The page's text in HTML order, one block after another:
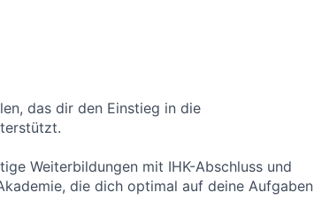
das dir den Einstieg in die
Weiterbildungen mit IHK-Abschluss und
die dich optimal auf deine Aufgaben